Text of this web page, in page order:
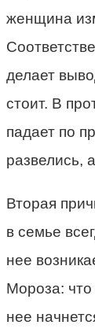
женщина
делает
стоит. В
падает по
развелись,
Вторая
в семье
нее
Мороза: что
нее